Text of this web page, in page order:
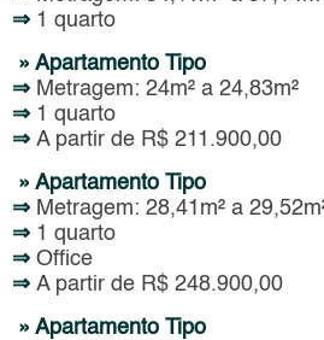
⇒ 1 quarto
» Apartamento Tipo
⇒ Metragem: 24m² a 24,83m²
⇒ 1 quarto
⇒ A partir de R$ 211.900,00
» Apartamento Tipo
⇒ Metragem: 28,41m² a
⇒ 1 quarto
⇒ Office
⇒ A partir de R$ 248.900,00
» Apartamento Tipo